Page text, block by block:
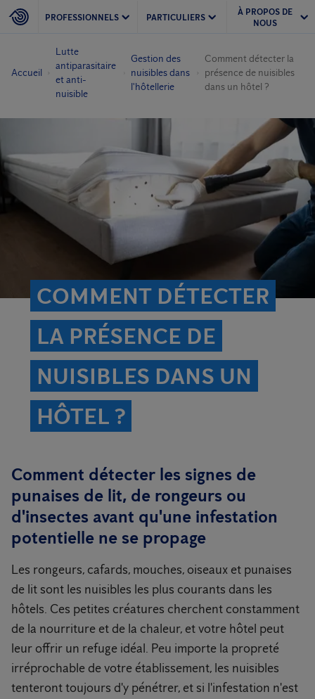
PROFESSIONNELS PARTICULIERS
À PROPOS DE
NOUS
Accueil
Lutte
antiparasitaire
et anti-
nuisible
Gestion des
nuisibles dans
l'hôtellerie
Comment détecter la
présence de nuisibles
dans un hôtel ?
COMMENT DÉTECTER
LA PRÉSENCE DE
NUISIBLES DANS UN
HÔTEL ?
Comment détecter les signes de
punaises de lit, de rongeurs ou
d'insectes avant qu'une infestation
potentielle ne se propage
Les rongeurs, cafards, mouches, oiseaux et punaises
de lit sont les nuisibles les plus courants dans les
hôtels. Ces petites créatures cherchent constamment
de la nourriture et de la chaleur, et votre hôtel peut
leur offrir un refuge idéal. Peu importe la propreté
irréprochable de votre établissement, les nuisibles
tenteront toujours d'y pénétrer, et si l'infestation n'est